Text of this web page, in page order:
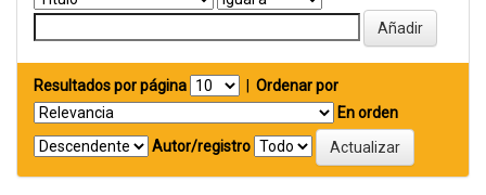
Resultados por página
Ordenar por
En orden
Autor/registro